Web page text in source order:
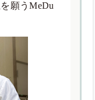
願うMeDu